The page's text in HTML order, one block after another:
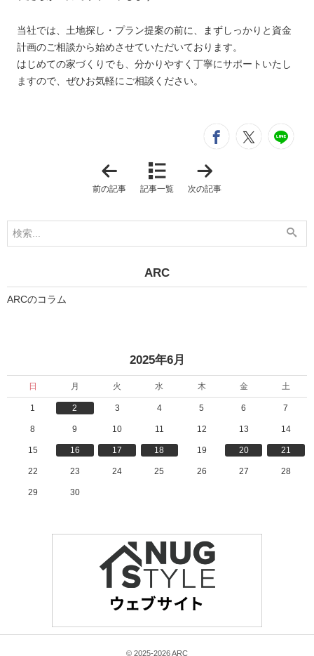
当社では、土地探し・プラン提案の前に、まずしっかりと資金
計画のご相談から始めさせていただいております。
はじめての家づくりでも、分かりやすく丁寧にサポートいたし
ますので、ぜひお気軽にご相談ください。
entry332シ
め
前の記事 記事一覧
家
ツ
次の記事
ARC
ARCのコラム
2025年6月
日 月 火 水 木 金 土
1 2 3 4 5 6 7
8 9 10 11 12 13 14
15 16 17 18 19 20 21
22 23 24 25 26 27 28
29 30
© 2025-2026 ARC